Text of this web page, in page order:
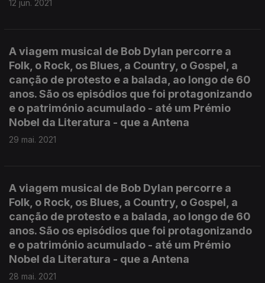
12 jun. 2021
A viagem musical de Bob Dylan percorre a
Folk, o Rock, os Blues, a Country, o Gospel, a
canção de protesto e a balada, ao longo de 60
anos. São os episódios que foi protagonizando
e o património acumulado - até um Prémio
Nobel da Literatura - que a Antena
29 mai. 2021
A viagem musical de Bob Dylan percorre a
Folk, o Rock, os Blues, a Country, o Gospel, a
canção de protesto e a balada, ao longo de 60
anos. São os episódios que foi protagonizando
e o património acumulado - até um Prémio
Nobel da Literatura - que a Antena
28 mai. 2021